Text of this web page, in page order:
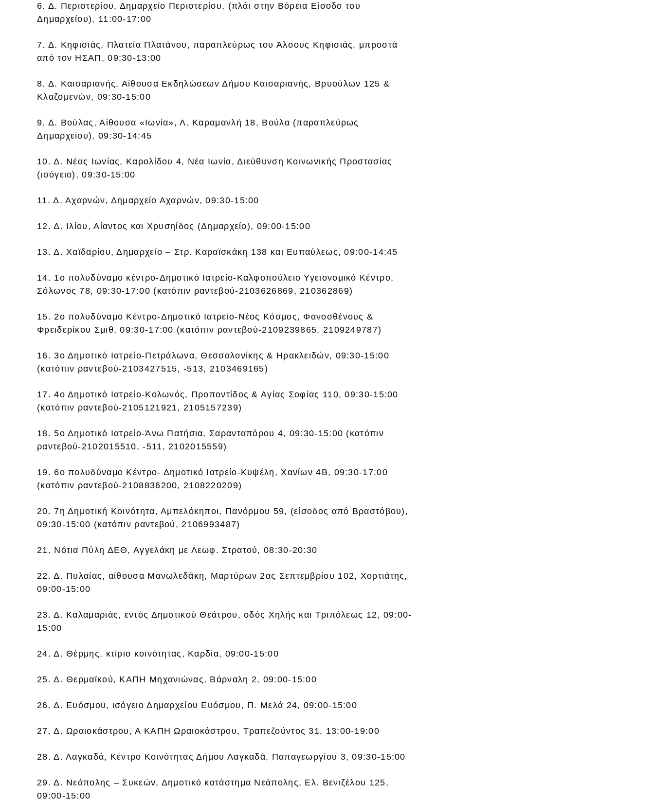
6. Δ. Περιστερίου, Δημαρχείο Περιστερίου, (πλάι στην Βόρεια Είσοδο του
Δημαρχείου), 11:00-17:00
7. Δ. Κηφισιάς, Πλατεία Πλατάνου, παραπλεύρως του Άλσους Κηφισιάς, μπροστά
από τον ΗΣΑΠ, 09:30-13:00
8. Δ. Καισαριανής, Αίθουσα Εκδηλώσεων Δήμου Καισαριανής, Βρυούλων 125 &
Κλαζομενών, 09:30-15:00
9. Δ. Βούλας, Αίθουσα «Ιωνία», Λ. Καραμανλή 18, Βούλα (παραπλεύρως
Δημαρχείου), 09:30-14:45
10. Δ. Νέας Ιωνίας, Καρολίδου 4, Νέα Ιωνία, Διεύθυνση Κοινωνικής Προστασίας
(ισόγειο), 09:30-15:00
11. Δ. Αχαρνών, Δημαρχείο Αχαρνών, 09:30-15:00
12. Δ. Ιλίου, Αίαντος και Χρυσηίδος (Δημαρχείο), 09:00-15:00
13. Δ. Χαϊδαρίου, Δημαρχείο – Στρ. Καραϊσκάκη 138 και Ευπαύλεως, 09:00-14:45
14. 1ο πολυδύναμο κέντρο-Δημοτικό Ιατρείο-Καλφοπούλειο Υγειονομικό Κέντρο,
Σόλωνος 78, 09:30-17:00 (κατόπιν ραντεβού-2103626869, 210362869)
15. 2ο πολυδύναμο Κέντρο-Δημοτικό Ιατρείο-Νέος Κόσμος, Φανοσθένους &
Φρειδερίκου Σμιθ, 09:30-17:00 (κατόπιν ραντεβού-2109239865, 2109249787)
16. 3ο Δημοτικό Ιατρείο-Πετράλωνα, Θεσσαλονίκης & Ηρακλειδών, 09:30-15:00
(κατόπιν ραντεβού-2103427515, -513, 2103469165)
17. 4ο Δημοτικό Ιατρείο-Κολωνός, Προποντίδος & Αγίας Σοφίας 110, 09:30-15:00
(κατόπιν ραντεβού-2105121921, 2105157239)
18. 5ο Δημοτικό Ιατρείο-Άνω Πατήσια, Σαρανταπόρου 4, 09:30-15:00 (κατόπιν
ραντεβού-2102015510, -511, 2102015559)
19. 6ο πολυδύναμο Κέντρο- Δημοτικό Ιατρείο-Κυψέλη, Χανίων 4Β, 09:30-17:00
(κατόπιν ραντεβού-2108836200, 2108220209)
20. 7η Δημοτική Κοινότητα, Αμπελόκηποι, Πανόρμου 59, (είσοδος από Βραστόβου),
09:30-15:00 (κατόπιν ραντεβού, 2106993487)
21. Νότια Πύλη ΔΕΘ, Αγγελάκη με Λεωφ. Στρατού, 08:30-20:30
22. Δ. Πυλαίας, αίθουσα Μανωλεδάκη, Μαρτύρων 2ας Σεπτεμβρίου 102, Χορτιάτης,
09:00-15:00
23. Δ. Καλαμαριάς, εντός Δημοτικού Θεάτρου, οδός Χηλής και Τριπόλεως 12, 09:00-
15:00
24. Δ. Θέρμης, κτίριο κοινότητας, Καρδία, 09:00-15:00
25. Δ. Θερμαϊκού, ΚΑΠΗ Μηχανιώνας, Βάρναλη 2, 09:00-15:00
26. Δ. Ευόσμου, ισόγειο Δημαρχείου Ευόσμου, Π. Μελά 24, 09:00-15:00
27. Δ. Ωραιοκάστρου, Α ΚΑΠΗ Ωραιοκάστρου, Τραπεζούντος 31, 13:00-19:00
28. Δ. Λαγκαδά, Κέντρο Κοινότητας Δήμου Λαγκαδά, Παπαγεωργίου 3, 09:30-15:00
29. Δ. Νεάπολης – Συκεών, Δημοτικό κατάστημα Νεάπολης, Ελ. Βενιζέλου 125,
09:00-15:00